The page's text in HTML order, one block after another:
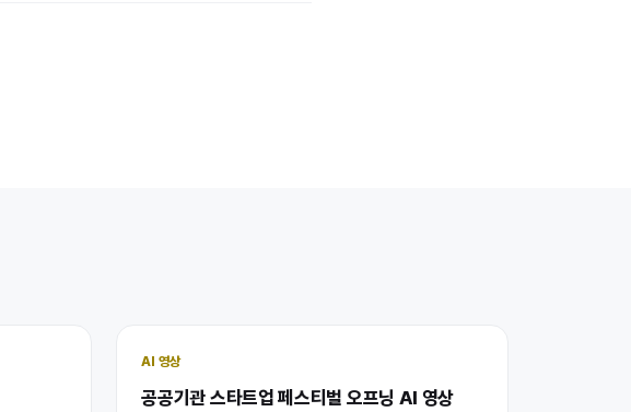
AI 영상
공공기관 스타트업 페스티벌 오프닝 AI 영상